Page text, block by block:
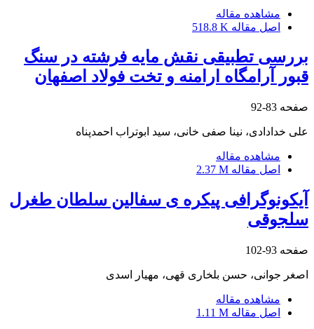
مشاهده مقاله
اصل مقاله 518.8 K
بررسی تطبیقی نقش مایه فرشته در سنگ
قبور آرامگاه ارامنه و تخت فولاد اصفهان
صفحه 83-92
علی خدادادی، نینا صفی خانی، سید ابوتراب احمدپناه
مشاهده مقاله
اصل مقاله 2.37 M
آیکونوگرافی پیکره ی سفالین سلطان طغرل
سلجوقی
صفحه 93-102
اصغر جوانی، حسن بلخاری قهی، مهیار اسدی
مشاهده مقاله
اصل مقاله 1.11 M